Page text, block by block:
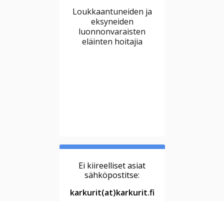
Loukkaantuneiden ja
eksyneiden
luonnonvaraisten
eläinten hoitajia
Ei kiireelliset asiat
sähköpostitse:
karkurit(at)karkurit.fi